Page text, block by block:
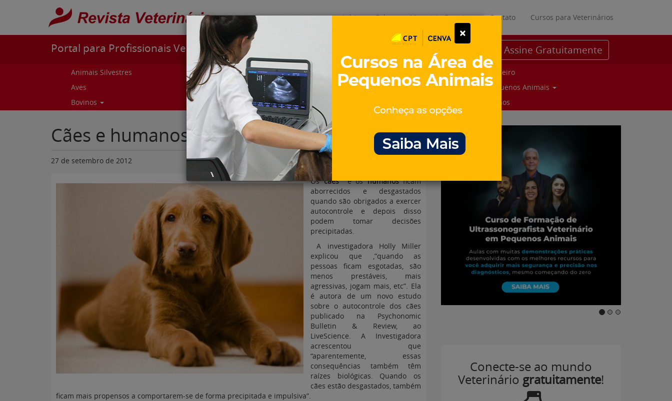
Pular para o conteúdo
Início Sobre Materiais Gratuitos Contato Cursos para Veterinários
Portal para Profissionais Veterinários Assine Gratuitamente
Animais Silvestres
Aves
Bovinos
Caprinos e ovinos
Curiosidades
Cursos e Eventos
Equinos
Parceiro
Pequenos Animais
Suinos
Cães e humanos são iguais em Autocontrole
27 de setembro de 2012
Oscãese oshumanosficam
aborrecidos e desgastados
quando são obrigados a exercer
autocontrole e depois disso
podem tomar decisões
precipitadas.
A investigadora Holly Miller
explicou que ,”quando as
pessoas ficam esgotadas, são
menos prestáveis, mais
agressivas, jogam mais, etc”. Ela
é autora de um novo estudo
sobre o autocontrole dos cães
publicado na Psychonomic
Bulletin & Review, ao
LiveScience. A Investigadora
acrescentou que
“aparentemente, essas
consequências também têm
raízes biológicas. Quando os
cães estão desgastados, também
ficam mais propensos a comportarem-se de forma precipitada e impulsiva”.
Conecte-se ao mundo
Veterinário gratuitamente!
×